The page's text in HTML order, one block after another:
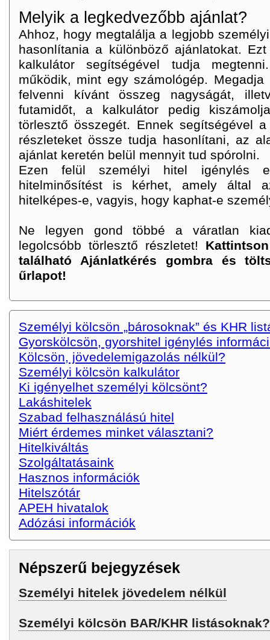
Melyik a legkedvezőbb ajánlat?
Ahhoz, hogy megtalálja a legjobb
hasonlítania a különböző ajánlatokat.
kalkulátor segítségével tudja
működik, mint egy számológép.
felvenni kívánt összeg nagyságát,
futamidőt, a kalkulátor pedig
törlesztő összegét. Ennek segítségével
részleteket össze tudja hasonlítani, az
ajánlat keretén belül mennyit tud spórolni.
Ezen felül személyi hitel igénylés
hitelminősítést is kérhet, amely által
hitelképes-e, vagyis, hogy kaphat-e
Ne legyen gond többé a váratlan
legolcsóbb törlesztő részletet!
található Ajánlatkérés gombra és
űrlapot!
Személyi kölcsön „bárosoknak” és KHR
Gyorskölcsön, gyorshitel igénylés
Kölcsön, jövedelemigazolás nélkül?
Személyi kölcsön kalkulátor
Ki igényelhet személyi kölcsönt?
Lakáshitelek
Szabad felhasználású hitel
Miért érdemes minket választani?
Hitelkiváltás
Szolgáltatásaink
Hasznos információk
Hitelszótár
APEH hivatalok
Adózási információk
Népszerű bejegyzések
Személyi hitelek jövedelem nélkül
Személyi kölcsön BAR/KHR listásoknak?